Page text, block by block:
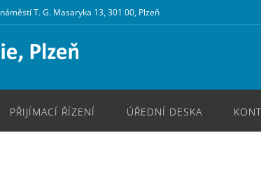
náměstí T. G. Masaryka 13, 301 00, Plzeň
PŘIJÍMACÍ ŘÍZENÍ ÚŘEDNÍ DESKA